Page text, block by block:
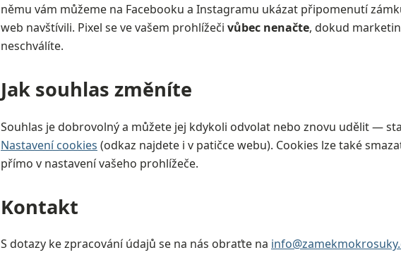
němu vám můžeme na Facebooku a Instagramu ukázat připomenutí
web navštívili. Pixel se ve vašem prohlížeči vůbec nenačte, dokud
neschválíte.
Jak souhlas změníte
Souhlas je dobrovolný a můžete jej kdykoli odvolat nebo znovu udělit —
Nastavení cookies (odkaz najdete i v patičce webu). Cookies lze také
přímo v nastavení vašeho prohlížeče.
Kontakt
S dotazy ke zpracování údajů se na nás obraťte na